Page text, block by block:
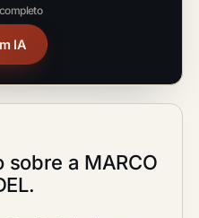
IA
sobre a MARCO